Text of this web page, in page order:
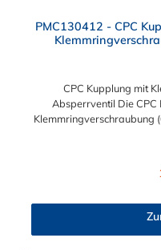
PMC130412 - CPC
CPC Kupplung mit
Absperrventil Die
Klemmringverschraubung
Innenmaß von ≈ 7,9 mm.